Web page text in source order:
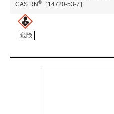
CAS RN® ［14720-53-7］
危険